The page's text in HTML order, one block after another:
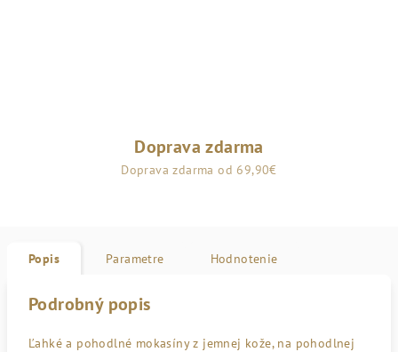
Doprava zdarma
Doprava zdarma od 69,90€
Popis Parametre Hodnotenie
Podrobný popis
Ľahké a pohodlné mokasíny z jemnej kože, na pohodlnej